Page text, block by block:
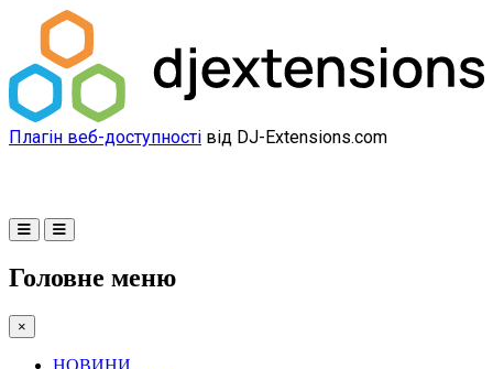
Плагін веб-доступності від DJ-Extensions.com
Головне меню
×
НОВИНИ